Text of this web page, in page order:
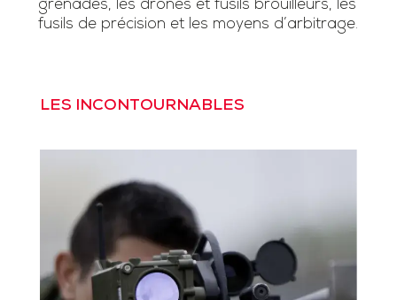
grenades, les drones et fusils brouilleurs, les
fusils de précision et les moyens d’arbitrage.
LES INCONTOURNABLES